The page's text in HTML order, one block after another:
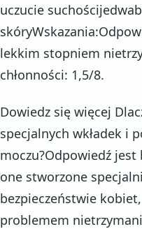
uczucie
lekkim stopniem
chłonności: 1,5/8.
Dowiedz się więcej
specjalnych wkładek i
moczu?Odpowiedź
one stworzone
bezpieczeństwie
problemem